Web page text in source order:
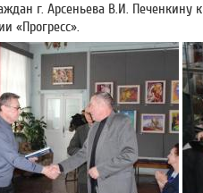
г. Арсеньева В.И. Печенкину
«Прогресс».